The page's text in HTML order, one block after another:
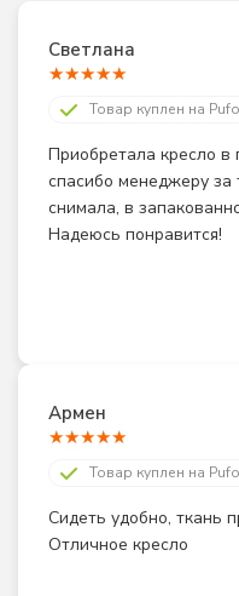
Светлана
★★★★★
Товар куплен на
Приобретала кресло в
спасибо менеджеру за
снимала, в
Надеюсь понравится!
Армен
★★★★★
Товар куплен на
Сидеть удобно, ткань
Отличное кресло